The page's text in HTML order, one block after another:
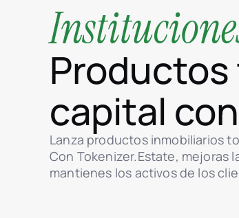
capital
Lanza productos inmobiliarios
Con Tokenizer.Estate, mejoras
mantienes los activos de los